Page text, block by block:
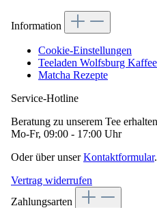
Information
Cookie-Einstellungen
Teeladen Wolfsburg
Matcha Rezepte
Service-Hotline
Beratung zu unserem Tee
Mo-Fr, 09:00 - 17:00 Uhr
Oder über unserKontaktformular.
Vertrag widerrufen
Zahlungsarten